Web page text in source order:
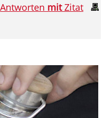
Antworten mitZitat